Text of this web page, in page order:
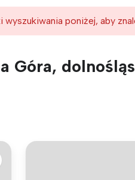
wyszukiwania poniżej, aby
Góra,